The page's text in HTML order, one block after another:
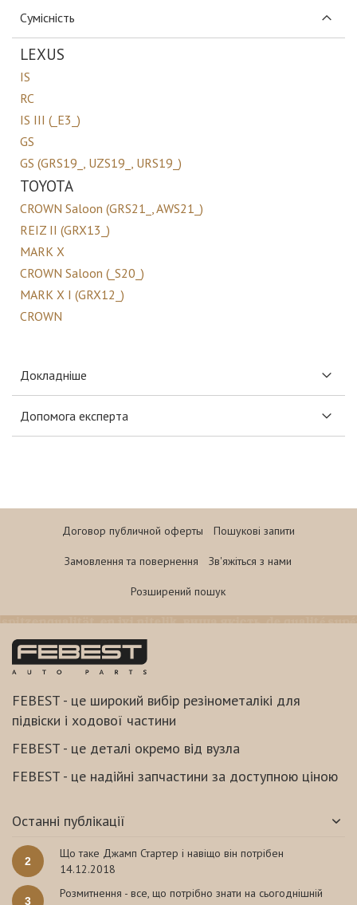
Сумісність
LEXUS
IS
RC
IS III (_E3_)
GS
GS (GRS19_, UZS19_, URS19_)
TOYOTA
CROWN Saloon (GRS21_, AWS21_)
REIZ II (GRX13_)
MARK X
CROWN Saloon (_S20_)
MARK X I (GRX12_)
CROWN
Докладніше
Допомога експерта
Договор публичной оферты Пошукові запити
Замовлення та повернення Зв'яжіться з нами
Розширений пошук
FEBEST - це широкий вибір резінометалікі для
підвіски і ходової частини
FEBEST - це деталі окремо від вузла
FEBEST - це надійні запчастини за доступною ціною
Останні публікації
2
Що таке Джамп Стартер і навіщо він потрібен
14.12.2018
3
Розмитнення - все, що потрібно знати на сьогоднішній